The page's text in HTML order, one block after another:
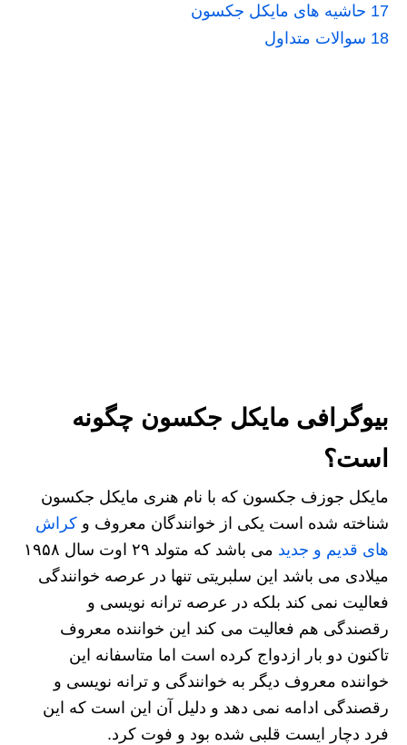
17 حاشیه های مایکل جکسون
18 سوالات متداول
بیوگرافی مایکل جکسون چگونه
است؟
مایکل جوزف جکسون که با نام هنری مایکل جکسون
شناخته شده است یکی از خوانندگان معروف و کراش
های قدیم و جدید
می ‌باشد که متولد ۲۹ اوت سال ۱۹۵۸
میلادی می باشد این سلبریتی تنها در عرصه خوانندگی
فعالیت نمی‌ کند بلکه در عرصه ترانه نویسی و
رقصندگی هم فعالیت می‌ کند این خواننده معروف
تاکنون دو بار ازدواج کرده است اما متاسفانه این
خواننده معروف دیگر به خوانندگی و ترانه نویسی و
رقصندگی ادامه نمی‌ دهد و دلیل آن این است که این
فرد دچار ایست قلبی شده بود و فوت کرد.